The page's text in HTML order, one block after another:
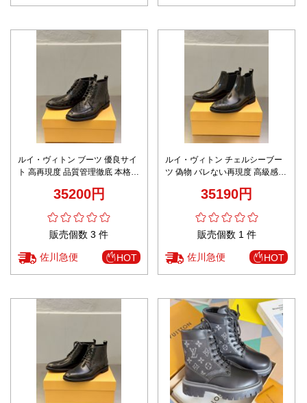
ルイ・ヴィトン ブーツ 優良サイ
ト 高再現度 品質管理徹底 本格派
ン 丁寧な縫製 安心通販
35200円
販売個数 3 件
佐川急便 HOT
ルイ・ヴィトン チェルシーブー
ツ 偽物 バレない再現度 高級感仕
ーモデル 上質感漂うデザイン 安
35190円
販売個数 1 件
佐川急便 HOT